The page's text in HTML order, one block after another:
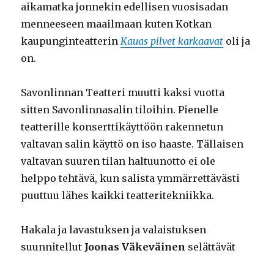
aikamatka jonnekin edellisen vuosisadan
menneeseen maailmaan kuten Kotkan
kaupunginteatterinKauas pilvet karkaavat oli ja
on.
Savonlinnan Teatteri muutti kaksi vuotta
sitten Savonlinnasalin tiloihin. Pienelle
teatterille konserttikäyttöön rakennetun
valtavan salin käyttö on iso haaste. Tällaisen
valtavan suuren tilan haltuunotto ei ole
helppo tehtävä, kun salista ymmärrettävästi
puuttuu lähes kaikki teatteritekniikka.
Hakala ja lavastuksen ja valaistuksen
suunnitellut Joonas Väkeväinen selättävät